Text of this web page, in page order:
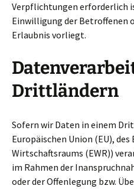
Verpflichtungen erforderlich
Einwilligung der Betroffenen
Erlaubnis vorliegt.
Drittländern
Sofern wir Daten in einem
Europäischen Union (EU), des
Wirtschaftsraums (EWR))
im Rahmen der
oder der Offenlegung bzw.